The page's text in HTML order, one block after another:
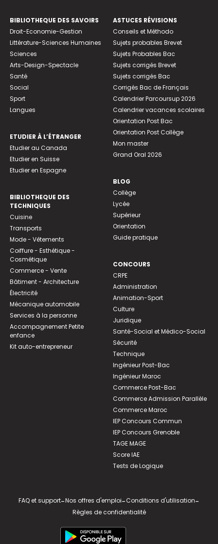
BIBLIOTHEQUE DES SAVOIRS
Droit-Economie-Gestion
Littérature-Sciences Humaines
Sciences
Arts-Design-Spectacle
Santé
Social
Sport
Langues
ETUDIER À L’ÉTRANGER
Etudier au Canada
Etudier en Suisse
Etudier en Espagne
BIBLIOTHEQUE DES
TECHNIQUES
Cuisine
Transports
Mode - Vêtements
Coiffure - Esthétique -
Cosmétique
Commerce - Vente
Bâtiment - Architecture
Électricité
Mécanique automobile
Services à la personne
Accompagnement Petite
enfance
Kit auto-entrepreneur
ASTUCES RÉVISIONS
Conseils et Méthodo
Sujets probables Brevet
Sujets Probables Bac
Sujets corrigés Brevet
Sujets corrigés Bac
Corrigés Bac de Français
Calendrier Parcoursup 2026
Calendrier vacances scolaires
Orientation Post Bac
Orientation Post Collège
Mon master
Grand Oral 2026
BLOG
Collège
Lycée
Supérieur
Orientation
Guide pratique
CONCOURS
CRPE
Administration
Animation-Sport
Culture
Juridique
Santé-Social et Médico-Social
Sécurité
Technique
Ingénieur Post-Bac
Ingénieur Maroc
Commerce Post-Bac
Commerce Admission Parallèle
Commerce Maroc
IEP Concours Commun
IEP Concours Grenoble
TAGE MAGE
Score IAE
Tests de Logique
FAQ et support-Nos offres d'emploi-Conditions d'utilisation-
Règles de confidentialité